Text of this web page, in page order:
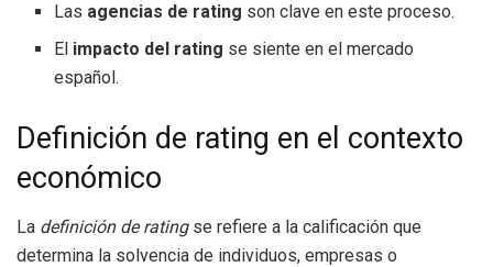
Las agencias de rating son clave en este proceso.
El impacto del rating se siente en el mercado
español.
Definición de rating en el contexto
económico
La definición de ratingse refiere a la calificación que
determina la solvencia de individuos, empresas o